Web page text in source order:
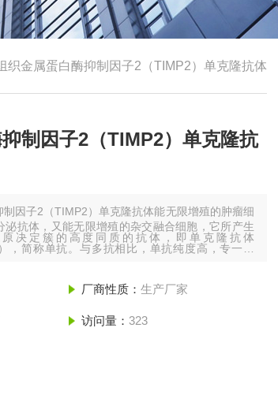
织金属蛋白酶抑制因子2（TIMP2）单克隆抗体
制因子2（TIMP2）单克隆抗
因子2（TIMP2）单克隆抗体能无限增殖的肿瘤细
泌抗体，又能无限增殖的杂交融合细胞，它所产生
决定簇的高度同质的抗体，即单克隆抗体
，简称单抗。与多抗相比，单抗纯度高，专一性
厂商性质： 生产厂家
访问量： 323